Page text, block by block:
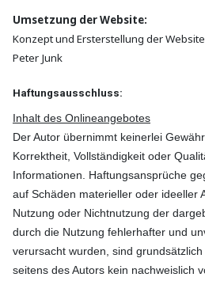
Umsetzung der Website:
Konzept und Ersterstellung der
Peter Junk
Haftungsausschluss:
Inhalt des Onlineangebotes
Der Autor übernimmt keinerlei
Korrektheit, Vollständigkeit oder
Informationen. Haftungsansprüche
auf Schäden materieller oder ideeller
Nutzung oder Nichtnutzung der
durch die Nutzung fehlerhafter und
verursacht wurden, sind
seitens des Autors kein nachweislich